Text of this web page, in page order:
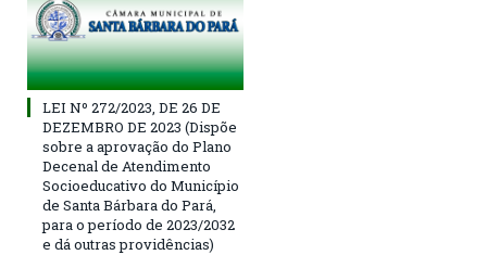
LEI Nº 272/2023, DE 26 DE
DEZEMBRO DE 2023 (Dispõe
sobre a aprovação do Plano
Decenal de Atendimento
Socioeducativo do Município
de Santa Bárbara do Pará,
para o período de 2023/2032
e dá outras providências)